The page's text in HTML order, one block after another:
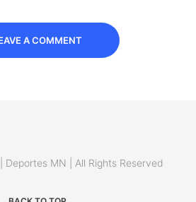
A COMMENT
MN | All Rights Reserved